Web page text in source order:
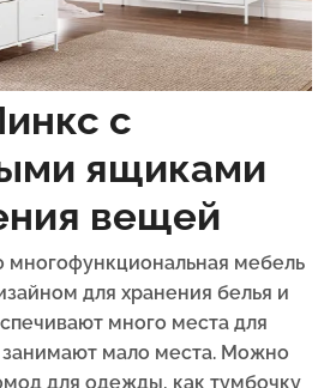
с
ящиками
вещей
многофункциональная мебель
для хранения белья и
много места для
занимают мало места. Можно
для одежды, как тумбочку